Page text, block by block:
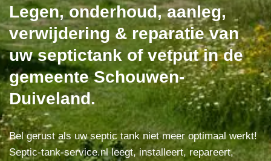
Legen, onderhoud, aanleg,
verwijdering & reparatie van
uw septictank of vetput in de
gemeente Schouwen-
Duiveland.
Bel gerust als uw septic tank niet meer optimaal werkt!
Septic-tank-service.nl leegt, installeert, repareert,